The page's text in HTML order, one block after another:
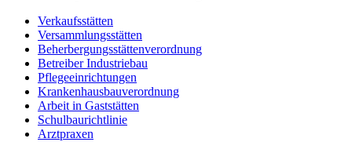
Verkaufsstätten
Versammlungsstätten
Beherbergungsstättenverordnung
Betreiber Industriebau
Pflegeeinrichtungen
Krankenhausbauverordnung
Arbeit in Gaststätten
Schulbaurichtlinie
Arztpraxen